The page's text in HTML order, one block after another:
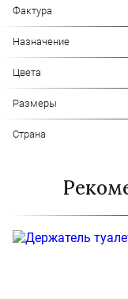
Фактура
Назначение
Цвета
Размеры
Страна